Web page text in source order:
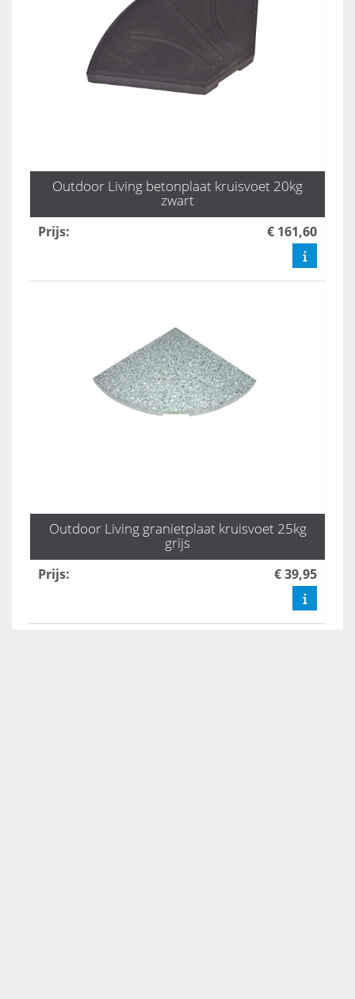
Outdoor Living betonplaat kruisvoet 20kg
zwart
Prijs: € 161,60
Outdoor Living granietplaat kruisvoet 25kg
grijs
Prijs: € 39,95